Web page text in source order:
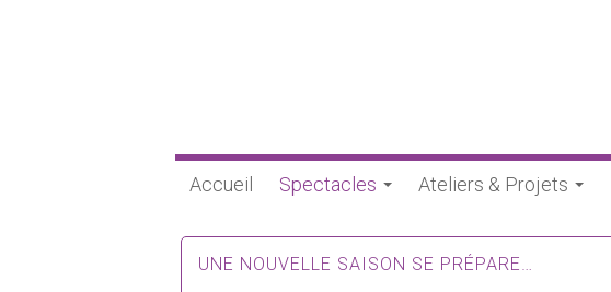
Accueil Spectacles Ateliers & Projets
UNE NOUVELLE SAISON SE PRÉPARE…